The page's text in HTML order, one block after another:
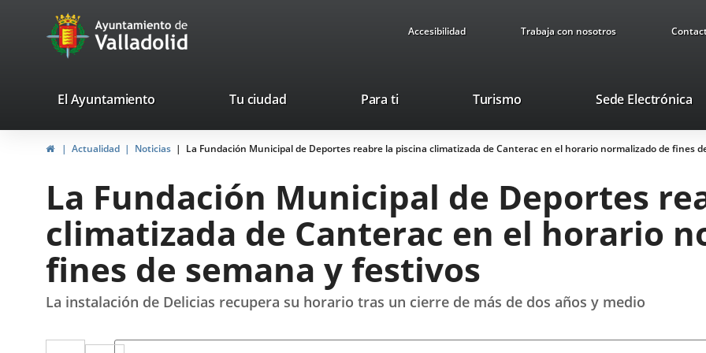
Portal
Web
Ayuntamiento
de
Accesibilidad Trabaja con nosotros
valladolid.es
El Ayuntamiento Tu ciudad Para ti TurismoThis
will
open
pop-
up
window.
Sede Electrónica
HomeActualidad Noticias La Fundación Municipal de Deportes reabre la piscina climatizada de Canterac en el horario normalizado de fines
La Fundación Municipal de Deportes
climatizada de Canterac en el horario
fines de semana y festivos
La instalación de Delicias recupera su horario tras un cierre de más de dos años y medio